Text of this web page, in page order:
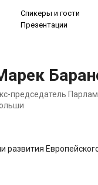
Спикеры и гости
Презентации
председатель
развития